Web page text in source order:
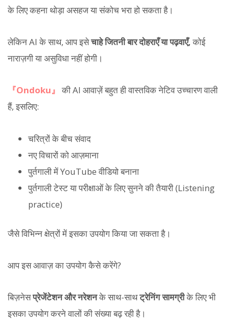
के लिए कहना थोड़ा असहज या संकोच भरा हो सकता है।
लेकिन AI के साथ, आप इसेचाहे जितनी बार दोहराएँ या पढ़वाएँ,कोई
नाराज़गी या असुविधा नहीं होगी।
『Ondoku』 की AI आवाज़ें बहुत ही वास्तविक नेटिव उच्चारण वाली
हैं, इसलिए:
चरित्रों के बीच संवाद
नए विचारों को आज़माना
पुर्तगाली में YouTube वीडियो बनाना
पुर्तगाली टेस्ट या परीक्षाओं के लिए सुनने की तैयारी (Listening
practice)
जैसे विभिन्न क्षेत्रों में इसका उपयोग किया जा सकता है।
आप इस आवाज़ का उपयोग कैसे करेंगे?
बिज़नेसप्रेजेंटेशन और नरेशनके साथ-साथट्रेनिंग सामग्रीके लिए भी
इसका उपयोग करने वालों की संख्या बढ़ रही है।